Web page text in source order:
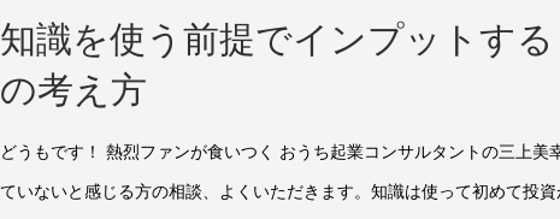
知識を使う前提でインプットす
の考え方
どうもです！ 熱烈ファンが食いつく おうち起業コンサルタントの三上
ていないと感じる方の相談、よくいただきます。知識は使って初めて投